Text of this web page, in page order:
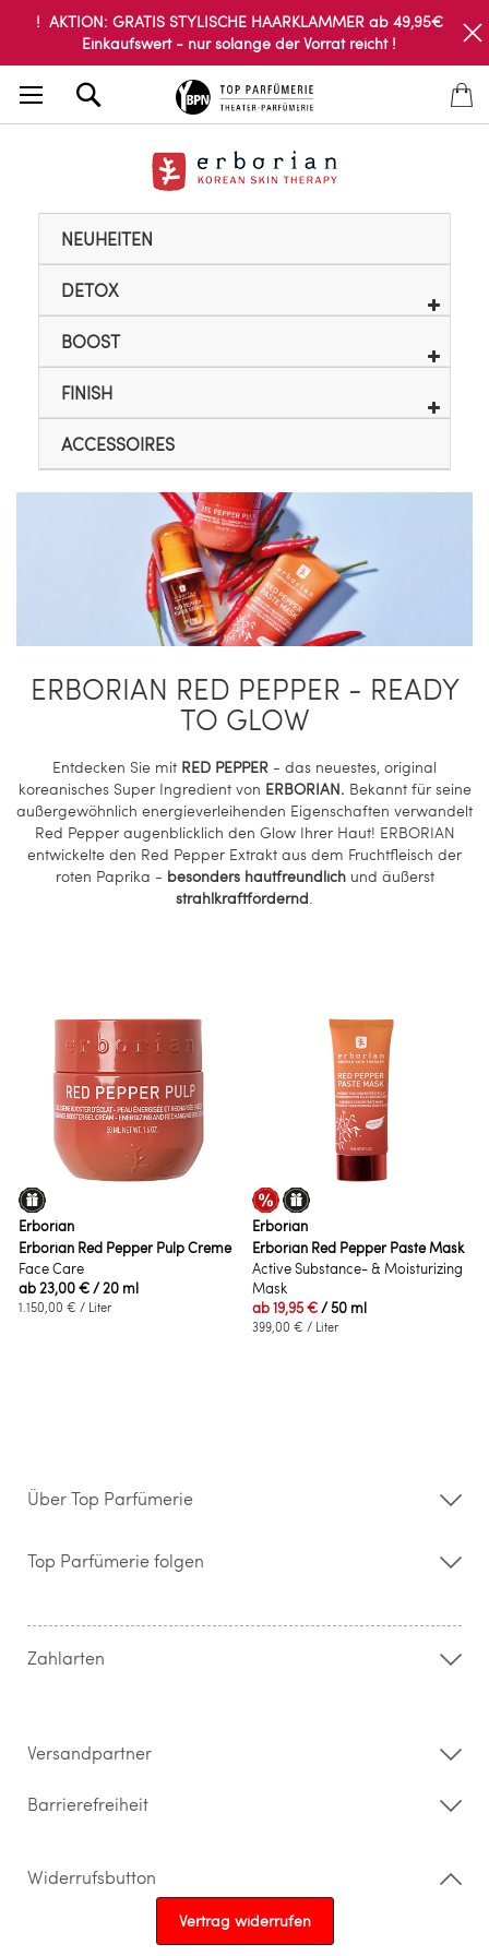
! AKTION: GRATIS STYLISCHE HAARKLAMMER ab 49,95€
Einkaufswert - nur solange der Vorrat reicht !
NEUHEITEN
DETOX
BOOST
FINISH
ACCESSOIRES
ERBORIAN RED PEPPER - READY
TO GLOW
Entdecken Sie mit RED PEPPER - das neuestes, original
koreanisches Super Ingredient von ERBORIAN. Bekannt für seine
außergewöhnlich energieverleihenden Eigenschaften verwandelt
Red Pepper augenblicklich den Glow Ihrer Haut! ERBORIAN
entwickelte den Red Pepper Extrakt aus dem Fruchtfleisch der
roten Paprika - besonders hautfreundlichund äußerst
strahlkraftfördernd
Erborian
Erborian Red Pepper Pulp Creme
Face Care
ab23,00 €/ 20 ml
1.150,00 € / Liter
Erborian
Erborian Red Pepper Paste Mask
Active Substance- & Moisturizing
Mask
ab19,95 €/ 50 ml
399,00 € / Liter
Über Top Parfümerie
Storefinder
Kontakt
Widerrufsrecht & Rückgabebedingungen
Top Parfümerie folgen
Zahlarten
Versandpartner
Barrierefreiheit
Widerrufsbutton
Vertrag widerrufen